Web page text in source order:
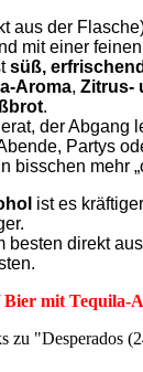
aus der
mit einer
süß,
, Zitrus‑
.
der Abgang
Partys
bisschen mehr
ist es
besten direkt
mit
zu "Desperados